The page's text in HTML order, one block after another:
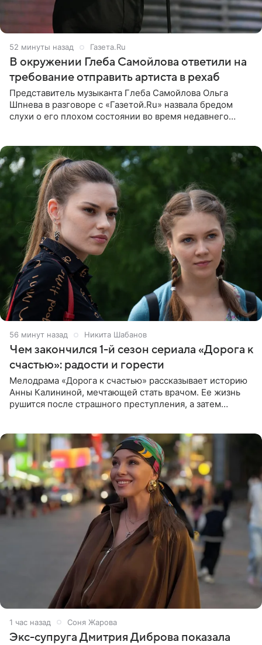
52 минуты назад Газета.Ru
В окружении Глеба Самойлова ответили на
требование отправить артиста в рехаб
Представитель музыканта Глеба Самойлова Ольга
Шпнева в разговоре с «Газетой.Ru» назвала бредом
слухи о его плохом состоянии во время недавнего
56 минут назад Никита Шабанов
Чем закончился 1-й сезон сериала «Дорога к
счастью»: радости и горести
Мелодрама «Дорога к счастью» рассказывает историю
Анны Калининой, мечтающей стать врачом. Ее жизнь
рушится после страшного преступления, а затем
1 час назад Соня Жарова
Экс-супруга Дмитрия Диброва показала